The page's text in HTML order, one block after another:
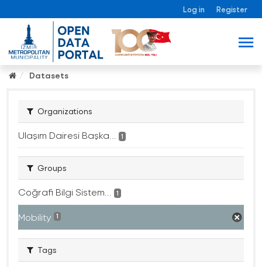
Log in Register
Datasets
Organizations
Ulaşım Dairesi Başka... 1
Groups
Coğrafi Bilgi Sistem... 1
Mobility 1
Tags